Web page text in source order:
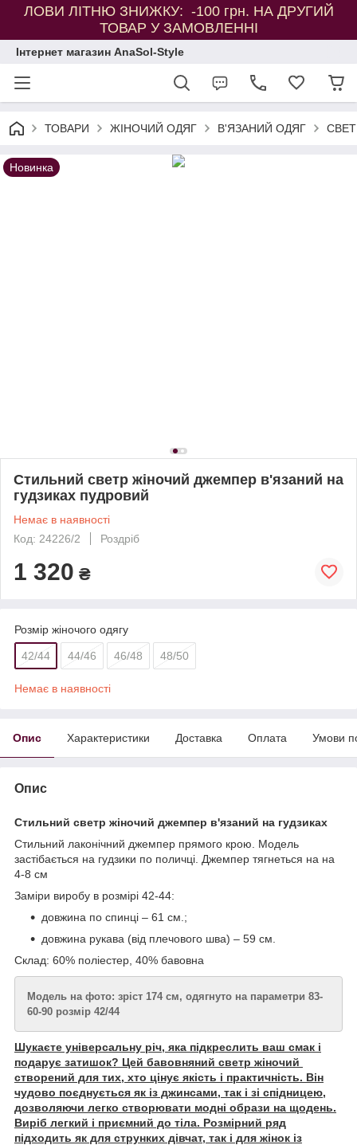
ЛОВИ ЛІТНЮ ЗНИЖКУ: -100 грн. НА ДРУГИЙ
ТОВАР У ЗАМОВЛЕННІ
Інтернет магазин AnaSol-Style
ТОВАРИ ЖІНОЧИЙ ОДЯГ В'ЯЗАНИЙ ОДЯГ
Новинка
Стильний светр жіночий джемпер в'язаний на
гудзиках пудровий
Немає в наявності
Код: 24226/2
Роздріб
1 320 ₴
Розмір жіночого одягу
42/44 44/46 46/48 48/50
Немає в наявності
Опис Характеристики Доставка Оплата Умови
Опис
Стильний светр жіночий джемпер в'язаний на гудзиках
Стильний лаконічний джемпер прямого крою. Модель
застібається на гудзики по поличці. Джемпер тягнеться на на
4-8 см
Заміри виробу в розмірі 42-44:
довжина по спинці – 61 см.;
довжина рукава (від плечового шва) – 59 см.
Склад: 60% поліестер, 40% бавовна
Модель на фото: зріст 174 см, одягнуто на параметри 83-
60-90 розмір 42/44
Шукаєте універсальну річ, яка підкреслить ваш смак і
подарує затишок? Цей бавовняний светр жіночий
створений для тих, хто цінує якість і практичність. Він
чудово поєднується як із джинсами, так і зі спідницею,
дозволяючи легко створювати модні образи на щодень.
Виріб легкий і приємний до тіла. Розмірний ряд
підходить як для струнких дівчат, так і для жінок із